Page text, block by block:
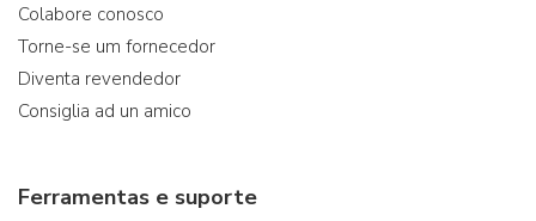
Colabore conosco
Torne-se um fornecedor
Diventa revendedor
Consiglia ad un amico
Ferramentas e suporte